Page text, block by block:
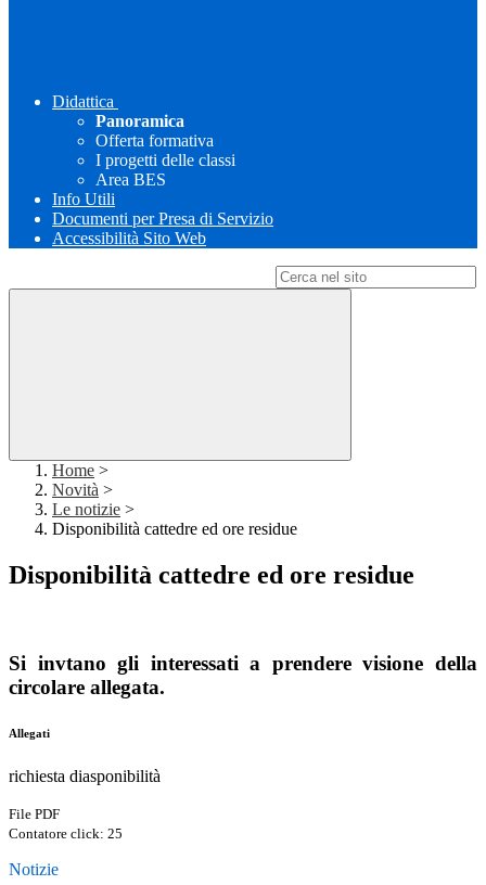
Didattica
Panoramica
Offerta formativa
I progetti delle classi
Area BES
Info Utili
Documenti per Presa di Servizio
Accessibilità Sito Web
Home >
Novità >
Le notizie >
Disponibilità cattedre ed ore residue
Disponibilità cattedre ed ore residue
Si invtano gli interessati a prendere visione della
circolare allegata.
Allegati
richiesta diasponibilità
File PDF
Contatore click: 25
Notizie